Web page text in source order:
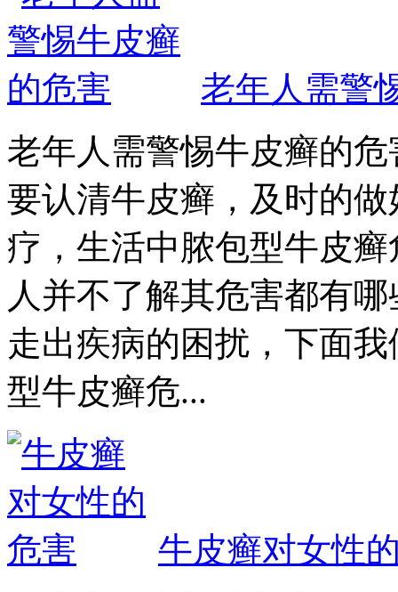
老年人需警
老年人需警惕牛皮癣的
要认清牛皮癣，及时的
疗，生活中脓包型牛皮
人并不了解其危害都有
走出疾病的困扰，下面
型牛皮癣危...
牛皮癣对女性